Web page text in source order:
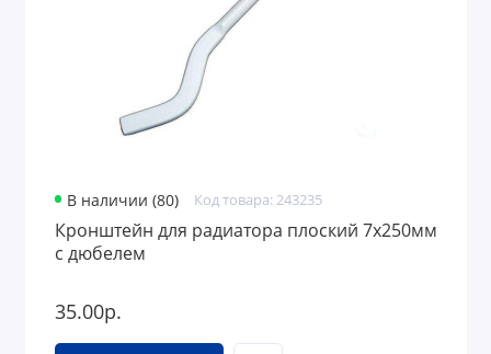
В наличии (80) Код товара: 243235
Кронштейн для радиатора плоский 7х250мм
с дюбелем
35.00р.